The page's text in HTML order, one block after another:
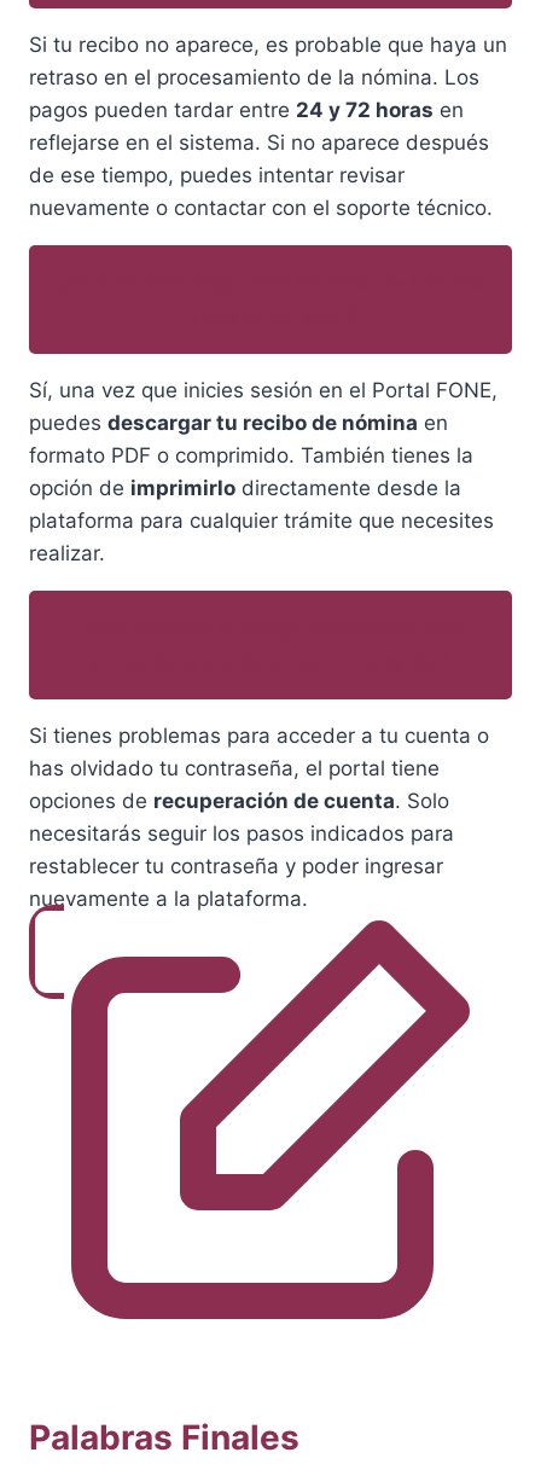
Si tu recibo no aparece, es probable que haya un
retraso en el procesamiento de la nómina. Los
pagos pueden tardar entre 24 y 72 horas en
reflejarse en el sistema. Si no aparece después
de ese tiempo, puedes intentar revisar
nuevamente o contactar con el soporte técnico.
Sí, una vez que inicies sesión en el Portal FONE,
puedes descargar tu recibo de nómina en
formato PDF o comprimido. También tienes la
opción de imprimirlo directamente desde la
plataforma para cualquier trámite que necesites
realizar.
Si tienes problemas para acceder a tu cuenta o
has olvidado tu contraseña, el portal tiene
opciones de recuperación de cuenta. Solo
necesitarás seguir los pasos indicados para
restablecer tu contraseña y poder ingresar
nuevamente a la plataforma.
Palabras Finales